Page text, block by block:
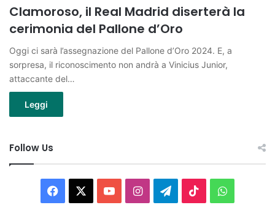
Clamoroso, il Real Madrid diserterà la
cerimonia del Pallone d’Oro
Oggi ci sarà l’assegnazione del Pallone d’Oro 2024. E, a
sorpresa, il riconoscimento non andrà a Vinicius Junior,
attaccante del…
Leggi
Follow Us
Facebook You InstagramTelegram
TikTok